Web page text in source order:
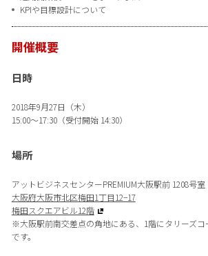
KPIや目標設計について
開催概要
日時
2018年9月27日（木）
15:00～17:30（受付開始 14:30）
場所
アットビジネスセンターPREMIUM大阪駅前 1208号室
大阪府大阪市北区梅田1丁目12−17
梅田スクエアビル12階
※大阪駅前南交差点の角地にある、1階にタリーズコ
です。